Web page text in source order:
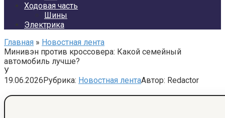
Ходовая часть
Шины
Электрика
Главная » Новостная лента
Минивэн против кроссовера: Какой семейный
автомобиль лучше?
У
19.06.2026Рубрика: Новостная лентаАвтор: Redactor